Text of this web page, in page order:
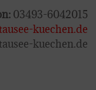
03493-6042015
kuechen.de
kuechen.de